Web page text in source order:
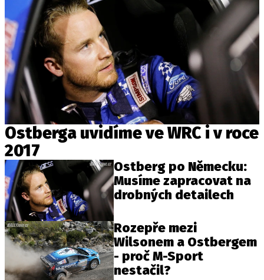
Ostberga uvidíme ve WRC i v roce
2017
Ostberg po Německu:
Musíme zapracovat na
drobných detailech
Rozepře mezi
Wilsonem a Ostbergem
- proč M-Sport
nestačil?